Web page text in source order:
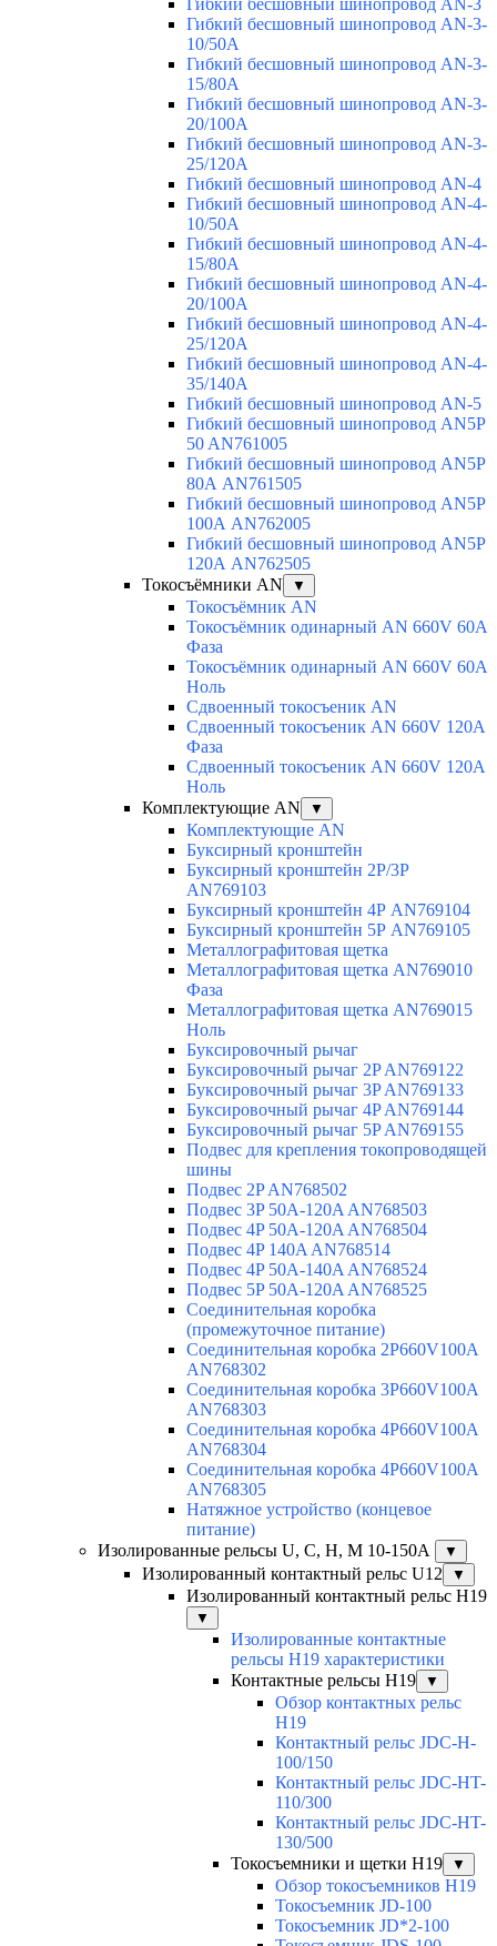
Гибкий бесшовный шинопровод AN-3-
10/50A
Гибкий бесшовный шинопровод AN-3-
15/80A
Гибкий бесшовный шинопровод AN-3-
20/100A
Гибкий бесшовный шинопровод AN-3-
25/120A
Гибкий бесшовный шинопровод AN-4
Гибкий бесшовный шинопровод AN-4-
10/50A
Гибкий бесшовный шинопровод AN-4-
15/80A
Гибкий бесшовный шинопровод AN-4-
20/100A
Гибкий бесшовный шинопровод AN-4-
25/120A
Гибкий бесшовный шинопровод AN-4-
35/140A
Гибкий бесшовный шинопровод AN-5
Гибкий бесшовный шинопровод AN5P
50 AN761005
Гибкий бесшовный шинопровод AN5P
80А AN761505
Гибкий бесшовный шинопровод AN5P
100А AN762005
Гибкий бесшовный шинопровод AN5P
120А AN762505
Токосъёмники AN
▼
Токосъёмник AN
Токосъёмник одинарный AN 660V 60A
Фаза
Токосъёмник одинарный AN 660V 60A
Ноль
Сдвоенный токосъеник AN
Сдвоенный токосъеник AN 660V 120A
Фаза
Сдвоенный токосъеник AN 660V 120A
Ноль
Комплектующие AN
▼
Комплектующие AN
Буксирный кронштейн
Буксирный кронштейн 2Р/3Р
AN769103
Буксирный кронштейн 4Р AN769104
Буксирный кронштейн 5Р AN769105
Металлографитовая щетка
Металлографитовая щетка AN769010
Фаза
Металлографитовая щетка AN769015
Ноль
Буксировочный рычаг
Буксировочный рычаг 2P AN769122
Буксировочный рычаг 3P AN769133
Буксировочный рычаг 4P AN769144
Буксировочный рычаг 5P AN769155
Подвес для крепления токопроводящей
шины
Подвес 2P AN768502
Подвес 3P 50A-120A AN768503
Подвес 4P 50A-120A AN768504
Подвес 4P 140A AN768514
Подвес 4P 50A-140A AN768524
Подвес 5P 50A-120A AN768525
Соединительная коробка
(промежуточное питание)
Соединительная коробка 2P660V100A
AN768302
Соединительная коробка 3P660V100A
AN768303
Соединительная коробка 4P660V100A
AN768304
Соединительная коробка 4P660V100A
AN768305
Натяжное устройство (концевое
питание)
Изолированные рельсы U, C, H, M 10-150А
▼
Изолированный контактный рельс U12 ▼
Изолированный контактный рельс Н19
▼
Изолированные контактные
рельсы Н19 характеристики
Контактные рельсы H19
▼
Обзор контактных рельс
H19
Контактный рельс JDC-H-
100/150
Контактный рельс JDC-HT-
110/300
Контактный рельс JDC-HT-
130/500
Токосъемники и щетки H19
▼
Обзор токосъемников H19
Токосъемник JD-100
Токосъемник JD*2-100